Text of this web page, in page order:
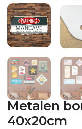
Metalen
40x20cm